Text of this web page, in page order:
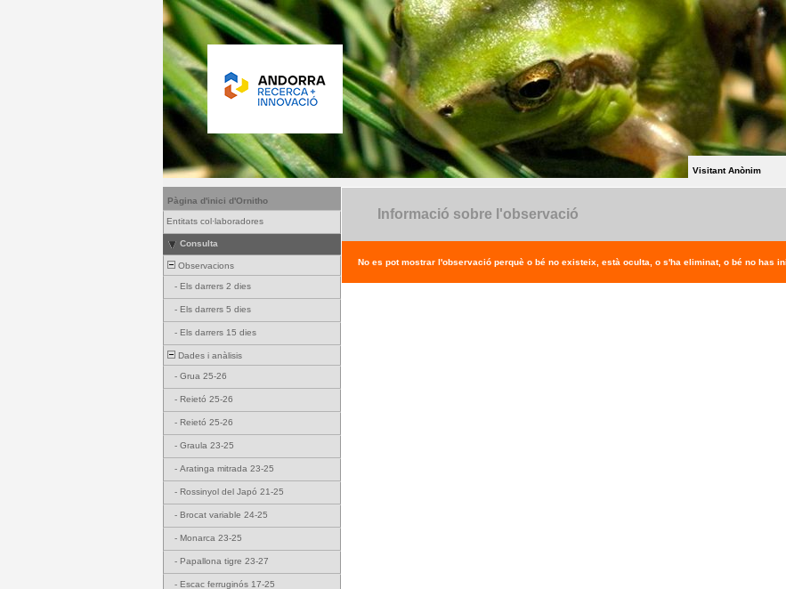
Visitant Anònim
Pàgina d'inici d'Ornitho
Entitats col·laboradores
Consulta
Observacions
- Els darrers 2 dies
- Els darrers 5 dies
- Els darrers 15 dies
Dades i anàlisis
- Grua 25-26
- Reietó 25-26
- Reietó 25-26
- Graula 23-25
- Aratinga mitrada 23-25
- Rossinyol del Japó 21-25
- Brocat variable 24-25
- Monarca 23-25
- Papallona tigre 23-27
- Escac ferruginós 17-25
Informació sobre l'observació
No es pot mostrar l'observació perquè o bé no existeix, està oculta, o s'ha eliminat, o bé no has